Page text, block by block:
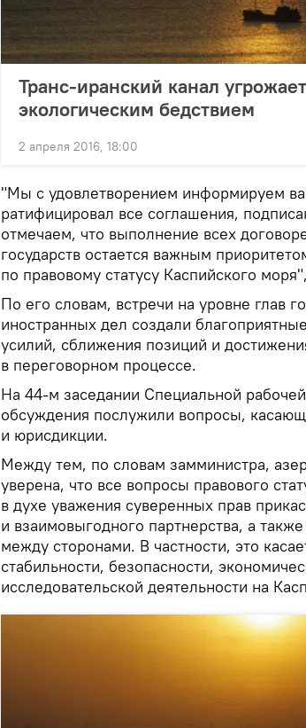
Транс-иранский канал
экологическим бедствием
2 апреля 2016, 18:00
"Мы с удовлетворением информируем
ратифицировал все соглашения,
отмечаем, что выполнение всех
государств остается важным
по правовому статусу Каспийского
По его словам, встречи на уровне глав
иностранных дел создали
усилий, сближения позиций и
в переговорном процессе.
На 44-м заседании Специальной
обсуждения послужили вопросы,
и юрисдикции.
Между тем, по словам замминистра,
уверена, что все вопросы правового
в духе уважения суверенных прав
и взаимовыгодного партнерства, а
между сторонами. В частности, это
стабильности, безопасности,
исследовательской деятельности на